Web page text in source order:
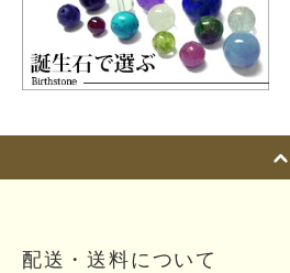
配送・送料について